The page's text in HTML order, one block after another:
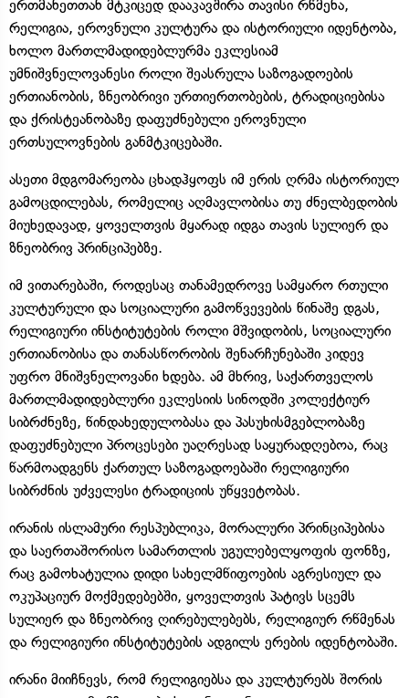
ერთმანეთთან მტკიცედ დააკავშირა თავისი რწმენა,
რელიგია, ეროვნული კულტურა და ისტორიული იდენტობა,
ხოლო მართლმადიდებლურმა ეკლესიამ
უმნიშვნელოვანესი როლი შეასრულა საზოგადოების
ერთიანობის, ზნეობრივი ურთიერთობების, ტრადიციებისა
და ქრისტეანობაზე დაფუძნებული ეროვნული
ერთსულოვნების განმტკიცებაში.
ასეთი მდგომარეობა ცხადჰყოფს იმ ერის ღრმა ისტორიულ
გამოცდილებას, რომელიც აღმავლობისა თუ ძნელბედობის
მიუხედავად, ყოველთვის მყარად იდგა თავის სულიერ და
ზნეობრივ პრინციპებზე.
იმ ვითარებაში, როდესაც თანამედროვე სამყარო რთული
კულტურული და სოციალური გამოწვევების წინაშე დგას,
რელიგიური ინსტიტუტების როლი მშვიდობის, სოციალური
ერთიანობისა და თანასწორობის შენარჩუნებაში კიდევ
უფრო მნიშვნელოვანი ხდება. ამ მხრივ, საქართველოს
მართლმადიდებლური ეკლესიის სინოდში კოლექტიურ
სიბრძნეზე, წინდახედულობასა და პასუხისმგებლობაზე
დაფუძნებული პროცესები უაღრესად საყურადღებოა, რაც
წარმოადგენს ქართულ საზოგადოებაში რელიგიური
სიბრძნის უძველესი ტრადიციის უწყვეტობას.
ირანის ისლამური რესპუბლიკა, მორალური პრინციპებისა
და საერთაშორისო სამართლის უგულებელყოფის ფონზე,
რაც გამოხატულია დიდი სახელმწიფოების აგრესიულ და
ოკუპაციურ მოქმედებებში, ყოველთვის პატივს სცემს
სულიერ და ზნეობრივ ღირებულებებს, რელიგიურ რწმენას
და რელიგიური ინსტიტუტების ადგილს ერების იდენტობაში.
ირანი მიიჩნევს, რომ რელიგიებსა და კულტურებს შორის